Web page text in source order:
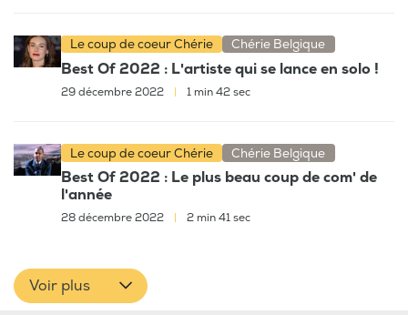
Le coup de coeur Chérie Chérie Belgique
Best Of 2022 : L'artiste qui se lance en solo !
29 décembre 2022 1 min 42 sec
Le coup de coeur Chérie Chérie Belgique
Best Of 2022 : Le plus beau coup de com' de
l'année
28 décembre 2022 | 2 min 41 sec
Voir plus